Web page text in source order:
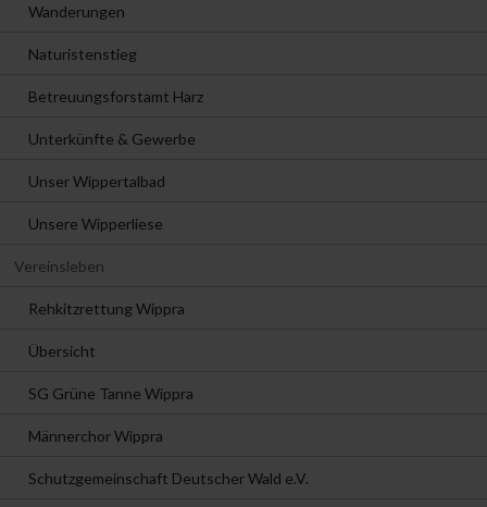
Wanderungen
Naturistenstieg
Betreuungsforstamt Harz
Unterkünfte & Gewerbe
Unser Wippertalbad
Unsere Wipperliese
Vereinsleben
Rehkitzrettung Wippra
Übersicht
SG Grüne Tanne Wippra
Männerchor Wippra
Schutzgemeinschaft Deutscher Wald e.V.